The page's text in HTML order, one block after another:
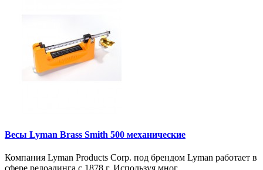
Весы Lyman Brass Smith 500 механические
Компания Lyman Products Corp. под брендом Lyman работает в
сфере релоадинга с 1878 г. Используя мног..